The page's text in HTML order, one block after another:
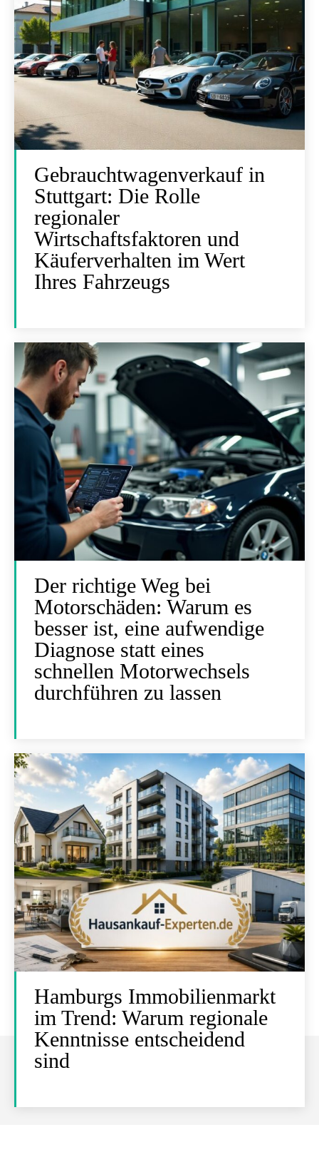
Gebrauchtwagenverkauf in
Stuttgart: Die Rolle
regionaler
Wirtschaftsfaktoren und
Käuferverhalten im Wert
Ihres Fahrzeugs
Der richtige Weg bei
Motorschäden: Warum es
besser ist, eine aufwendige
Diagnose statt eines
schnellen Motorwechsels
durchführen zu lassen
Hamburgs Immobilienmarkt
im Trend: Warum regionale
Kenntnisse entscheidend
sind